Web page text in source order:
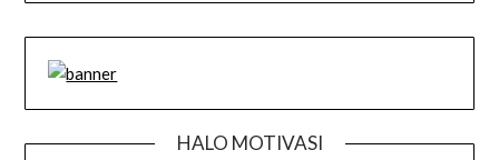
HALO MOTIVASI